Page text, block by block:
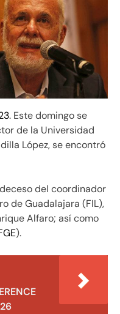
. Este domingo se
de la Universidad
López, se encontró
del coordinador
de Guadalajara (FIL),
Alfaro; así como
).